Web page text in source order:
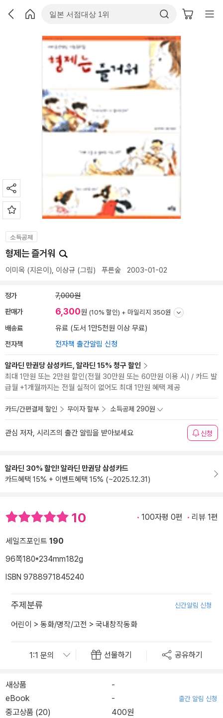
소득공제
형제는 즐거워
이미옥 (지은이), 이상규 (그림) 푸른숲 2003-01-02
정가 7,000원
판매가 6,300원 (10% 할인) + 마일리지 350원
배송료 유료 (도서 1만5천원 이상 무료)
전자책 전자책 출간알림 신청
알라딘 만권당 삼성카드, 알라딘 15% 청구 할인
최대 1만원 또는 2만원 할인(전월 30만원 또는 60만원 이용 시) / 카드 발
급월 +1개월까지는 전월 실적이 없어도 최대 1만원 혜택 제공
카드/간편결제 할인 무이자 할부 소득공제 290원
관심 저자, 시리즈의 출간 알림을 받아보세요 신청
알라딘 30% 할인! 알라딘 만권당 삼성카드
카드혜택 15% + 이벤트혜택 15% (~2025.12.31)
10 100자평 0편 리뷰 1편
세일즈포인트 190
96쪽180*234mm182g
ISBN 9788971845240
주제분류 신간알림 신청
어린이 > 동화/명작/고전 > 국내창작동화
선물하기 공유하기
새상품
-
eBook
- 출간 알림 신청
중고상품 (20) 400원